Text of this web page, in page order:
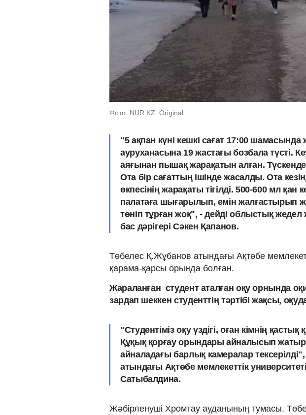
Фото: NUR.KZ: Original
"5 ақпан күні кешкі сағат 17:00
ауруханасына 19 жастағы бозбала түсті.
аяғынан пышақ жарақатын алған.
Ота бір сағаттың ішінде жасалды. Ота
өкпесінің жарақаты тігілді. 500-600 мл қан
палатаға шығарылып, емін жалғастырып
төніп тұрған жоқ", - дейді облыстық
бас дәрігері Сәкен Қапанов.
Төбелес Қ.Жұбанов атындағы Ақтөбе
қарама-қарсы орында болған.
Жараланған студент аталған оқу орнында
зардап шеккен студенттің тәртібі жақсы,
"Студентіміз оқу үздігі, оған кімнің
Құқық қорғау орындары айналысып жатыр.
айналадағы барлық камералар
атындағы Ақтөбе мемлекеттік
Сатыбалдина.
Жәбірленуші Хромтау ауданының тумасы.